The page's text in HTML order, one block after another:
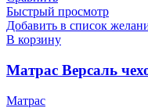
Быстрый просмотр
Добавить в список
В корзину
Матрас Версаль
Матрас